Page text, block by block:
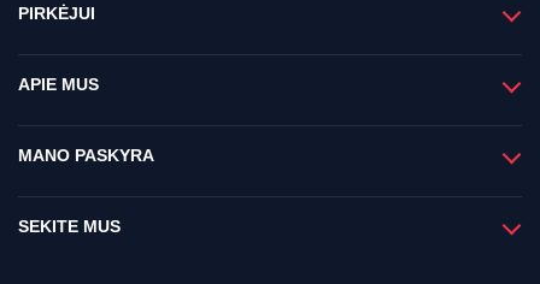
PIRKĖJUI
APIE MUS
MANO PASKYRA
SEKITE MUS